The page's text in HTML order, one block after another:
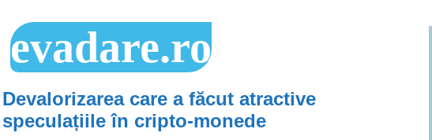
evadare.ro
Devalorizarea care a făcut atractive
speculațiile în cripto-monede